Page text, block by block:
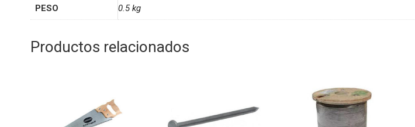
PESO 0.5 kg
Productos relacionados